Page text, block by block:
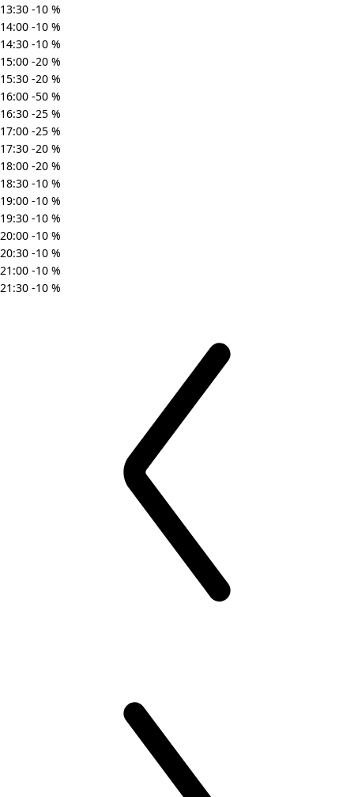
13:30 -10 %
14:00 -10 %
14:30 -10 %
15:00 -20 %
15:30 -20 %
16:00 -50 %
16:30 -25 %
17:00 -25 %
17:30 -20 %
18:00 -20 %
18:30 -10 %
19:00 -10 %
19:30 -10 %
20:00 -10 %
20:30 -10 %
21:00 -10 %
21:30 -10 %